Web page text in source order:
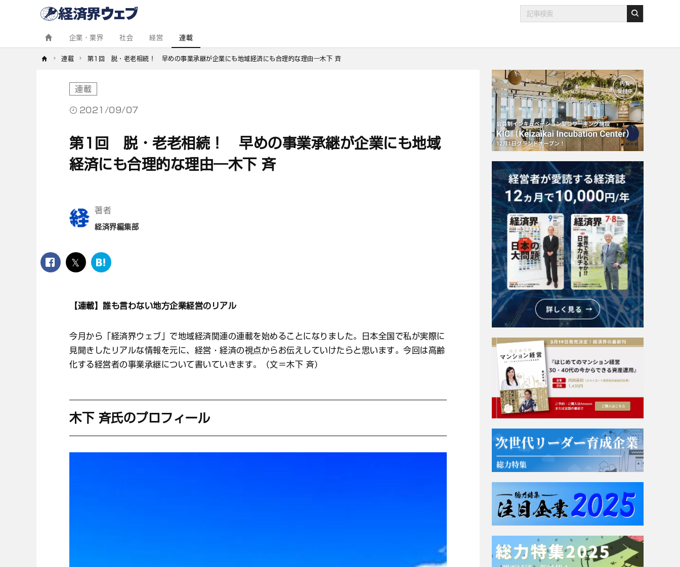
企業・業界 社会 経営 連載
連載 第1回　脱・老老相続！　早めの事業承継が企業にも地域経済にも合理的な理由―木下 斉
連載
2021/09/07
第1回 脱・老老相続！ 早めの事業承継が企業にも地域
経済にも合理的な理由―木下 斉
著者
経済界編集部
facebook
twitter
は
ッ
ー
ク
【連載】誰も言わない地方企業経営のリアル
今月から「経済界ウェブ」で地域経済関連の連載を始めることになりました。日本全国で私が実際に
見聞きしたリアルな情報を元に、経営・経済の視点からお伝えしていけたらと思います。今回は高齢
化する経営者の事業承継について書いていきます。（文＝木下 斉）
木下 斉氏のプロフィール